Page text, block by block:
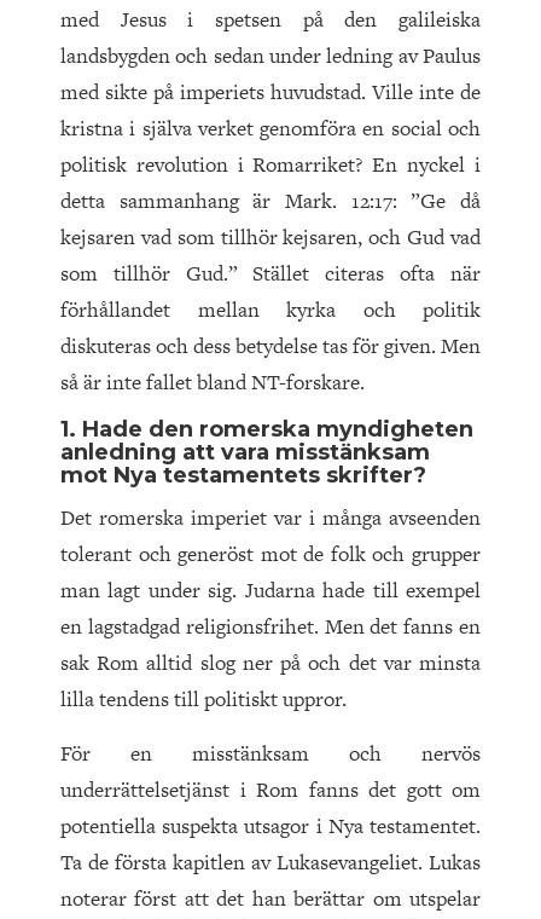
med Jesus i spetsen på den galileiska
landsbygden och sedan under ledning av Paulus
med sikte på imperiets huvudstad. Ville inte de
kristna i själva verket genomföra en social och
politisk revolution i Romarriket? En nyckel i
detta sammanhang är Mark. 12:17: ”Ge då
kejsaren vad som tillhör kejsaren, och Gud vad
som tillhör Gud.” Stället citeras ofta när
förhållandet mellan kyrka och politik
diskuteras och dess betydelse tas för given. Men
så är inte fallet bland NT-forskare.
1. Hade den romerska myndigheten
anledning att vara misstänksam
mot Nya testamentets skrifter?
Det romerska imperiet var i många avseenden
tolerant och generöst mot de folk och grupper
man lagt under sig. Judarna hade till exempel
en lagstadgad religionsfrihet. Men det fanns en
sak Rom alltid slog ner på och det var minsta
lilla tendens till politiskt uppror.
För en misstänksam och nervös
underrättelsetjänst i Rom fanns det gott om
potentiella suspekta utsagor i Nya testamentet.
Ta de första kapitlen av Lukasevangeliet. Lukas
noterar först att det han berättar om utspelar